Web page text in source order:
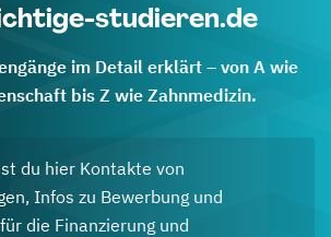
studieren.de
im Detail erklärt – von A wie
bis Z wie Zahnmedizin.
du hier Kontakte von
Infos zu Bewerbung und
die Finanzierung und